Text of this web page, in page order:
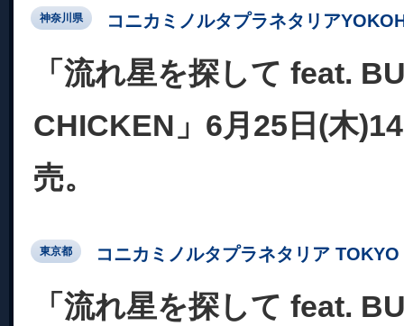
神奈川県 コニカミノルタプラネタリア
「流れ星を探して feat.
CHICKEN」6月25日(木
売。
東京都 コニカミノルタプラネタリア TOKYO
「流れ星を探して feat.